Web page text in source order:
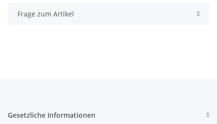
Frage zum Artikel
Gesetzliche Informationen